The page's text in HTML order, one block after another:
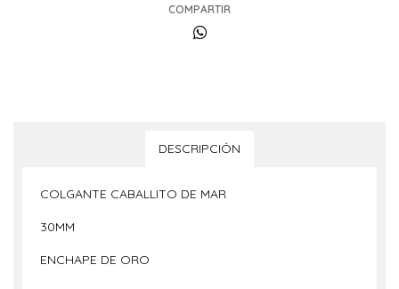
COMPARTIR
DESCRIPCIÓN
COLGANTE CABALLITO DE MAR
30MM
ENCHAPE DE ORO